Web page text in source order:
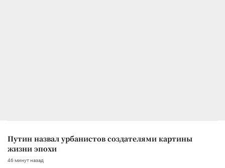
Путин назвал урбанистов создателями картины
жизни эпохи
46 минут назад